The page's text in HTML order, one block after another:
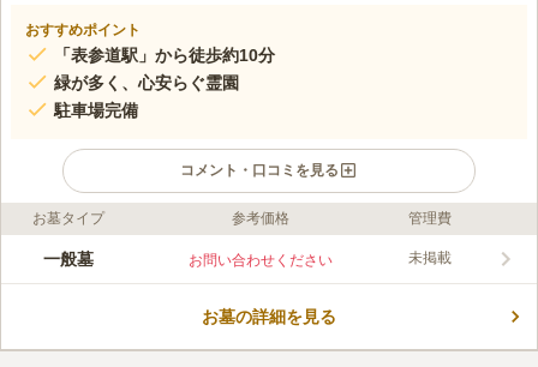
おすすめポイント
「表参道駅」から徒歩約10分
緑が多く、心安らぐ霊園
駐車場完備
コメント・口コミを見る
ライフドット編集部のコメント
曹洞宗大本山 永平寺別院 長谷寺は、東京メトロ銀座線・東京メ
ます。 都会にありながらも陽当りが良く、緑が多いので落ち着
お墓タイプ 参考価格 管理費
一般墓 お問い合わせください 未掲載
お墓の詳細を見る